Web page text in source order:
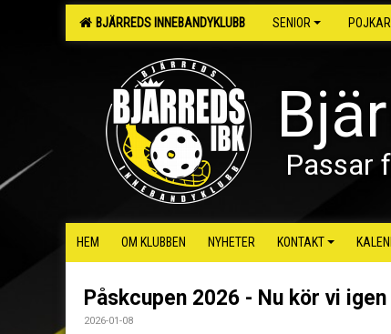
BJÄRREDS INNEBANDYKLUBB SENIOR POJKAR
Passar
HEM OM KLUBBEN NYHETER KONTAKT
Påskcupen 2026 - Nu kör vi igen
2026-01-08